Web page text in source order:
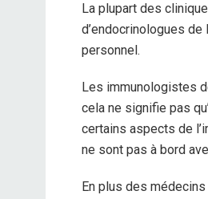
La plupart des
d’endocrinologues
personnel.
Les immunologistes
cela ne signifie pas
certains aspects de
ne sont pas à bord
En plus des